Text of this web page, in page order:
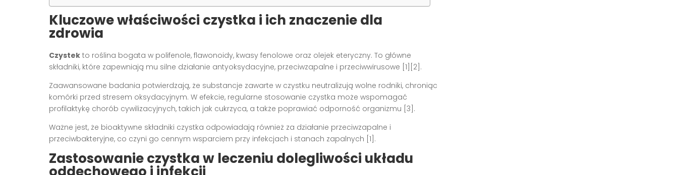
Kluczowe właściwości czystka i ich znaczenie dla
zdrowia
Czystek to roślina bogata w polifenole, flawonoidy, kwasy fenolowe oraz olejek eteryczny. To główne
składniki, które zapewniają mu silne działanie antyoksydacyjne, przeciwzapalne i przeciwwirusowe [1][2].
Zaawansowane badania potwierdzają, że substancje zawarte w czystku neutralizują wolne rodniki, chroniąc
komórki przed stresem oksydacyjnym. W efekcie, regularne stosowanie czystka może wspomagać
profilaktykę chorób cywilizacyjnych, takich jak cukrzyca, a także poprawiać odporność organizmu [3].
Ważne jest, że bioaktywne składniki czystka odpowiadają również za działanie przeciwzapalne i
przeciwbakteryjne, co czyni go cennym wsparciem przy infekcjach i stanach zapalnych [1].
Zastosowanie czystka w leczeniu dolegliwości układu
oddechowego i infekcji